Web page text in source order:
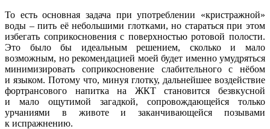
То есть основная задача при употреблении
«кристражной»
воды – пить её небольшими глотками, но стараться при этом
избегать соприкосновения с поверхностью ротовой полости.
Это было бы идеальным решением, сколько и мало
возможным, но рекомендацией моей будет именно умудряться
минимизировать соприкосновение слабительного с нёбом
и языком. Потому что, минуя глотку, дальнейшее воздействие
фортрансового напитка на ЖКТ становится безвкусной
и мало ощутимой загадкой, сопровождающейся только
урчаниями в животе и заканчивающейся позывами
к испражнению.